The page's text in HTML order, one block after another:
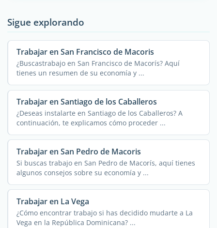
Sigue explorando
Trabajar en San Francisco de Macoris
¿Buscastrabajo en San Francisco de Macorís? Aquí
tienes un resumen de su economía y ...
Trabajar en Santiago de los Caballeros
¿Deseas instalarte en Santiago de los Caballeros? A
continuación, te explicamos cómo proceder ...
Trabajar en San Pedro de Macoris
Si buscas trabajo en San Pedro de Macorís, aquí tienes
algunos consejos sobre su economía y ...
Trabajar en La Vega
¿Cómo encontrar trabajo si has decidido mudarte a La
Vega en la República Dominicana? ...